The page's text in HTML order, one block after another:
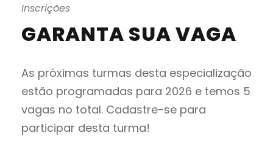
Inscrições
GARANTA SUA VAGA
As próximas turmas desta especialização
estão programadas para 2026 e temos 5
vagas no total. Cadastre-se para
participar desta turma!